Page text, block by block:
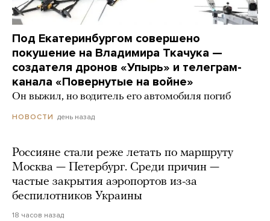
Под Екатеринбургом совершено
покушение на Владимира Ткачука —
создателя дронов «Упырь» и телеграм-
канала «Повернутые на войне»
Он выжил, но водитель его автомобиля погиб
НОВОСТИ день назад
Россияне стали реже летать по маршруту
Москва — Петербург. Среди причин —
частые закрытия аэропортов из-за
беспилотников Украины
18 часов назад